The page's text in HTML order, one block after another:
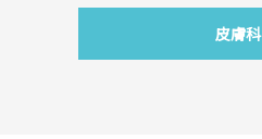
皮膚科